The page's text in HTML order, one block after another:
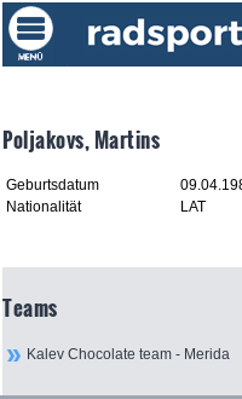
Poljakovs, Martins
Geburtsdatum
Nationalität
LAT
Teams
Kalev Chocolate team - Merida